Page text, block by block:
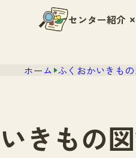
センター紹介
ホーム ふくおかいきも
いきもの